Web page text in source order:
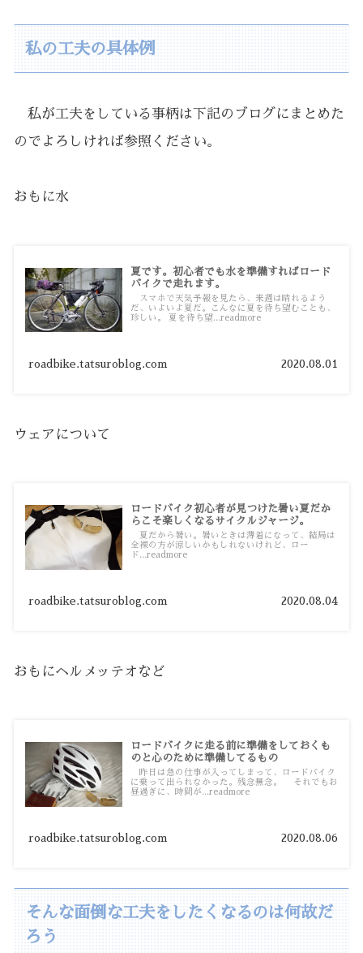
私の工夫の具体例
私が工夫をしている事柄は下記のブログにまとめた
のでよろしければ参照ください。
おもに水
夏です。初心者でも水を準備すればロード
バイクで走れます。
スマホで天気予報を見たら、来週は晴れるよう
だ、いよいよ夏だ。こんなに夏を待ち望むことも、
珍しい。 夏を待ち望...readmore
roadbike.tatsuroblog.com 2020.08.01
ウェアについて
ロードバイク初心者が見つけた暑い夏だか
らこそ楽しくなるサイクルジャージ。
夏だから暑い。暑いときは薄着になって、結局は
全裸の方が涼しいかもしれないけれど、ロー
ド...readmore
roadbike.tatsuroblog.com 2020.08.04
おもにヘルメッテオなど
ロードバイクに走る前に準備をしておくも
のと心のために準備してるもの
昨日は急の仕事が入ってしまって、ロードバイク
に乗って出られなかった。残念無念。 それでもお
昼過ぎに、時間が...readmore
roadbike.tatsuroblog.com 2020.08.06
そんな面倒な工夫をしたくなるのは何故だ
ろう